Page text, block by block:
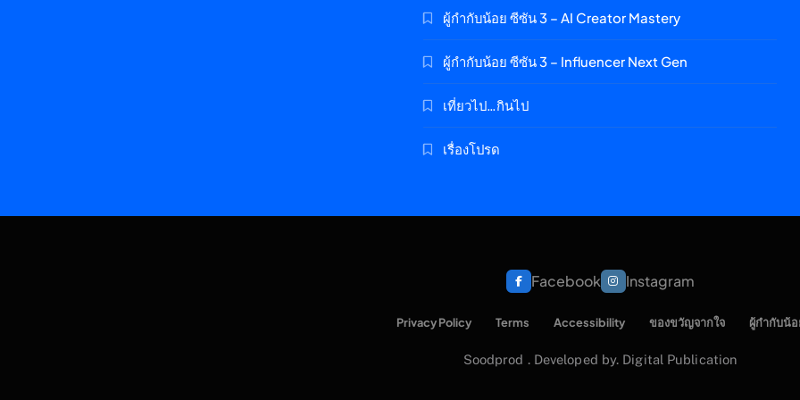
ผู้กำกับน้อย ซีซัน 3 – AI Creator Mastery
ผู้กำกับน้อย ซีซัน 3 – Influencer Next Gen
เที่ยวไป…กินไป
เรื่องโปรด
Facebook Instagram
Privacy Policy Terms Accessibility ของขวัญจากใจ ผู้กำกับน้อ
Soodprod . Developed by. Digital Publication